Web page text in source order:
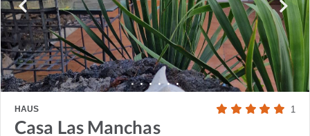
HAUS 1
Casa Las Manchas